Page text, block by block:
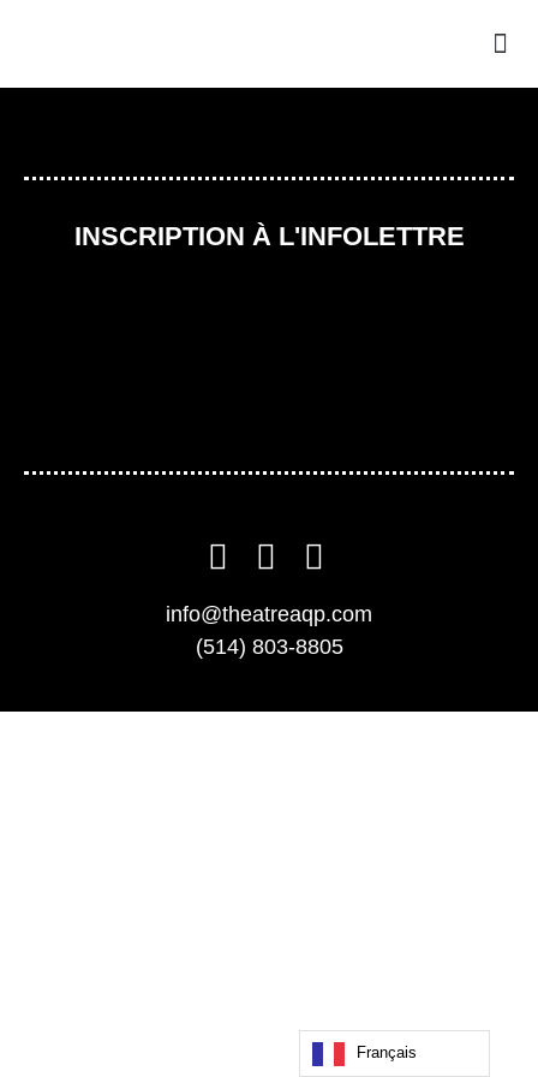
INSCRIPTION À L'INFOLETTRE
info@theatreaqp.com
(514) 803-8805
Français